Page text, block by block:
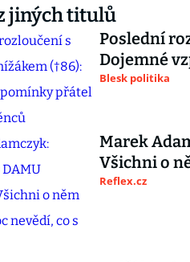
jiných titulů
Poslední
Dojemné
Blesk politika
Marek
Všichni o
Reflex.cz